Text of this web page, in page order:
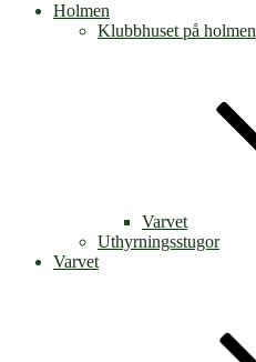
Holmen
Klubbhuset på holmen
Varvet
Uthyrningsstugor
Varvet